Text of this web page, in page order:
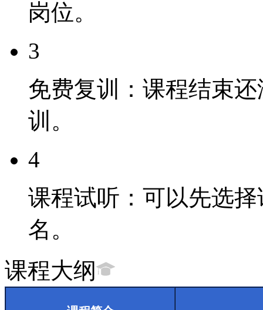
岗位。
3
免费复训：课程结束
训。
4
课程试听：可以先选
名。
课程大纲